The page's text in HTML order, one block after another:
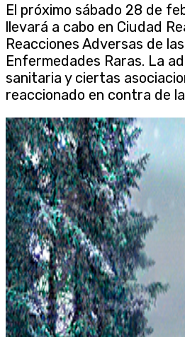
El próximo sábado 28 de
llevará a cabo en Ciudad
Reacciones Adversas de
Enfermedades Raras. La
sanitaria y ciertas
reaccionado en contra de